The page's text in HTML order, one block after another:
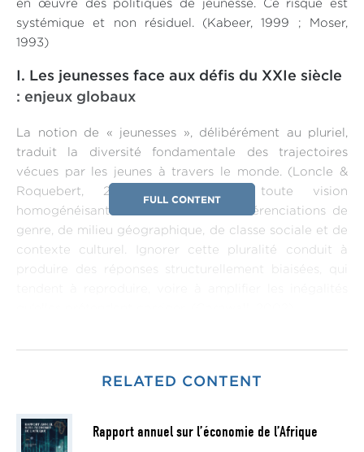
en œuvre des politiques de jeunesse. Ce risque est
systémique et non résiduel. (Kabeer, 1999 ; Moser,
1993)
FULL CONTENT
I. Les jeunesses face aux défis du XXIe siècle
: enjeux globaux
La notion de « jeunesses », délibérément au pluriel,
traduit la diversité fondamentale des trajectoires
vécues par les jeunes à travers le monde. (Loncle &
Roquebert, 2004) Elle récuse toute vision
homogénéisante et insiste sur les différenciations de
genre, de milieu géographique, de classe sociale et de
contexte culturel. Ignorer cette pluralité conduit à
produire des réponses structurellement biaisées, qui
La transition entre formation et emploi est devenue
plus longue, plus incertaine et plus sélective : le taux
RELATED CONTENT
Rapport annuel sur l’économie de l’Afrique